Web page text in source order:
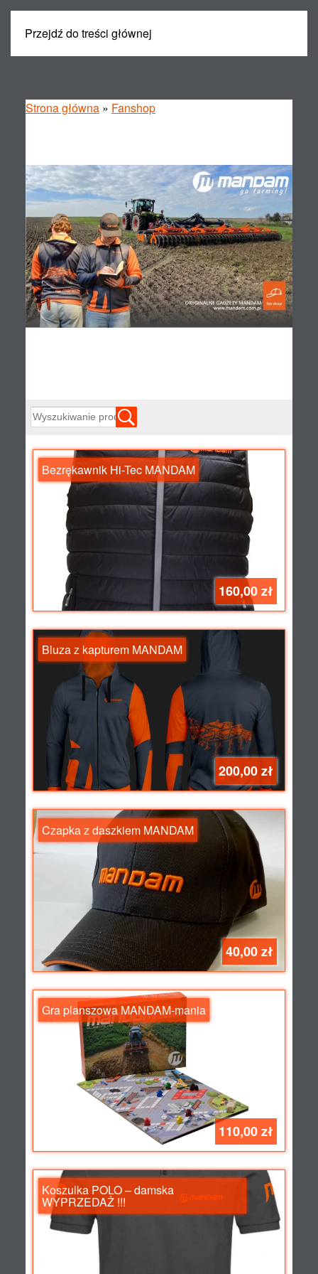
Przejdź do treści głównej
Strona główna» Fanshop
Bezrękawnik Hi-Tec MANDAM
160,00 zł
Bluza z kapturem MANDAM
200,00 zł
Czapka z daszkiem MANDAM
40,00 zł
Gra planszowa MANDAM-mania
110,00 zł
Koszulka POLO – damska
WYPRZEDAŻ !!!